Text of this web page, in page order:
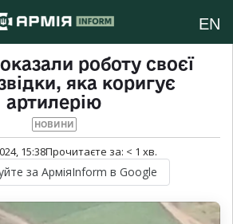
EN
роботу своєї
яка коригує
артилерію
НОВИНИ
15:38Прочитаєте за: < 1 хв.
за АрміяInform в Google